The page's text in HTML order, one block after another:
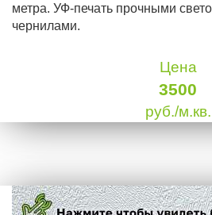
метра. УФ-печать прочными
чернилами.
Цена
3500
руб./м.кв.